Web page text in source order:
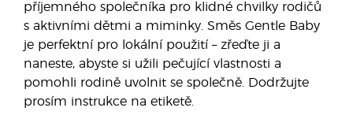
příjemného společníka pro klidné chvilky rodičů
s aktivními dětmi a miminky. Směs Gentle Baby
je perfektní pro lokální použití – zřeďte ji a
naneste, abyste si užili pečující vlastnosti a
pomohli rodině uvolnit se společně. Dodržujte
prosím instrukce na etiketě.